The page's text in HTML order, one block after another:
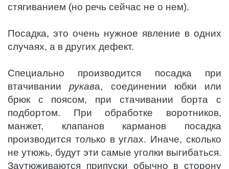
стягиванием (но речь сейчас не о нем).
Посадка, это очень нужное явление в одних
случаях, а в других дефект.
Специально производится посадка при
втачиваниирукава, соединении юбки или
брюк с поясом, при стачивании борта с
подбортом. При обработке воротников,
манжет, клапанов карманов посадка
производится только в углах. Иначе, сколько
не утюжь, будут эти самые уголки выгибаться.
Заутюживаются припуски обычно в сторону